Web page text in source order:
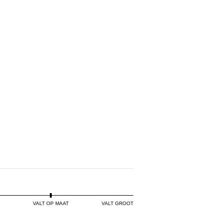
VALT OP MAAT VALT GROOT